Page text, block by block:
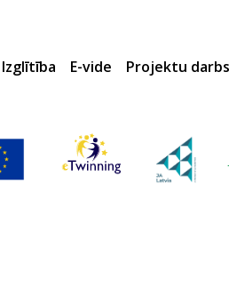
Izglītība E-vide Projektu darbs